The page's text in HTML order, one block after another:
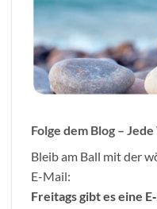
Folge dem Blog –
Bleib am Ball mit der
E-Mail:
Freitags gibt es eine E‐